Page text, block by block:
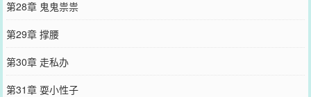
第28章 鬼鬼祟祟
第29章 撑腰
第30章 走私办
第31章 耍小性子